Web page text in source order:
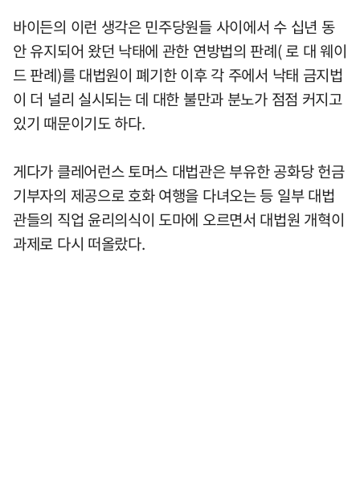
바이든의 이런 생각은 민주당원들 사이에서 수 십년 동
안 유지되어 왔던 낙태에 관한 연방법의 판례( 로 대 웨이
드 판례)를 대법원이 폐기한 이후 각 주에서 낙태 금지법
이 더 널리 실시되는 데 대한 불만과 분노가 점점 커지고
있기 때문이기도 하다.
게다가 클레어런스 토머스 대법관은 부유한 공화당 헌금
기부자의 제공으로 호화 여행을 다녀오는 등 일부 대법
관들의 직업 윤리의식이 도마에 오르면서 대법원 개혁이
과제로 다시 떠올랐다.